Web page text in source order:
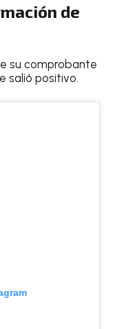
de
su comprobante
salió positivo.